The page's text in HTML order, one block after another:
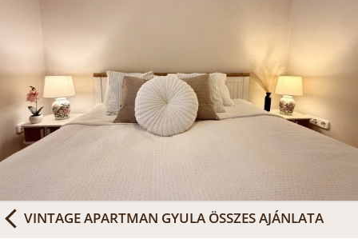
VINTAGE APARTMAN GYULA ÖSSZES AJÁNLATA